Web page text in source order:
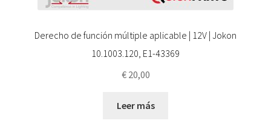
Derecho de función múltiple aplicable | 12V | Jokon
10.1003.120, E1-43369
€20,00
Leer más